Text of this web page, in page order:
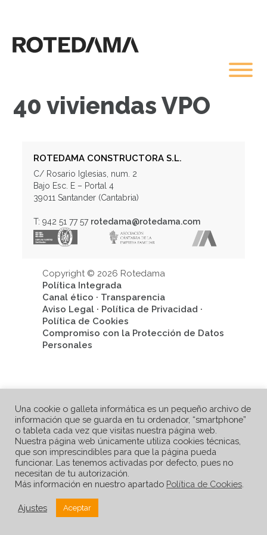
40 viviendas VPO
ROTEDAMA CONSTRUCTORA S.L.
C/ Rosario Iglesias, num. 2
Bajo Esc. E – Portal 4
39011 Santander (Cantabria)
T: 942 51 77 57 rotedama@rotedama.com
Copyright © 2026 Rotedama
Política Integrada
Canal ético · Transparencia
Aviso Legal · Política de Privacidad ·
Política de Cookies
Compromiso con la Protección de Datos
Personales
Una cookie o galleta informática es un pequeño archivo de
información que se guarda en tu ordenador, “smartphone”
o tableta cada vez que visitas nuestra página web.
Nuestra página web únicamente utiliza cookies técnicas,
que son imprescindibles para que la página pueda
funcionar. Las tenemos activadas por defecto, pues no
necesitan de tu autorización.
Más información en nuestro apartado Política de Cookies
Ajustes Aceptar